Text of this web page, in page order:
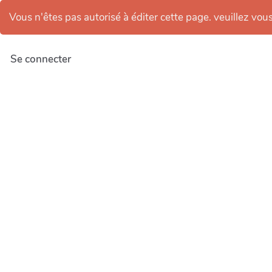
Vous n'êtes pas autorisé à éditer cette page. veuillez
Se connecter